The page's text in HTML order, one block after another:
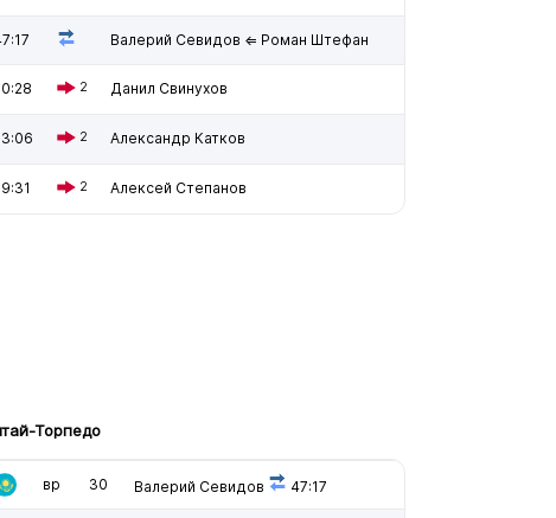
Валерий Севидов ⇐ Роман Штефан
2 Данил Свинухов
2 Александр Катков
2 Алексей Степанов
Торпедо
вр 30 Валерий Севидов 47:17